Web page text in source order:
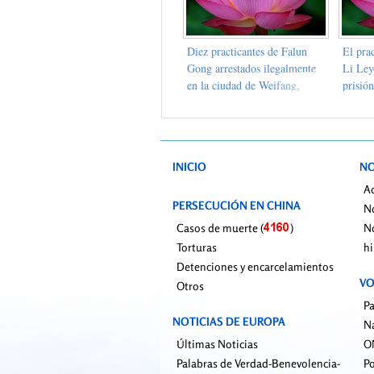
Diez practicantes de Falun
Gong arrestados ilegalmente
en la ciudad de Weifang,
El
Li
INICIO
PERSECUCIÓN EN CHINA
Casos de muerte (
)
Torturas
Detenciones y encarcelamientos
Otros
NOTICIAS DE EUROPA
Últimas Noticias
Palabras de Verdad-Benevolencia-